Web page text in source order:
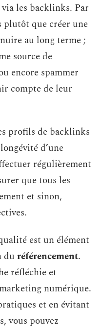
les backlinks. Par
plutôt que créer une
au long terme ;
source de
encore spammer
compte de leur
profils de backlinks
d’une
régulièrement
que tous les
et sinon,
est un élément
du référencement.
réfléchie et
numérique.
et en évitant
vous pouvez